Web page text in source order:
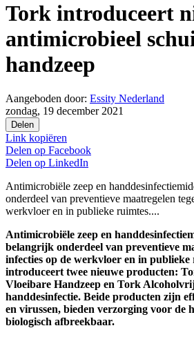
Tork introduceert
antimicrobieel
handzeep
Aangeboden door: Essity Nederland
zondag, 19 december 2021
Delen
Link kopiëren
Delen op Facebook
Delen op LinkedIn
Antimicrobiële zeep en
onderdeel van preventieve maatregelen
werkvloer en in publieke ruimtes....
Antimicrobiële zeep en
belangrijk onderdeel van preventieve
infecties op de werkvloer en in publieke
introduceert twee nieuwe producten:
Vloeibare Handzeep en Tork
handdesinfectie. Beide producten zijn
en virussen, bieden verzorging voor de
biologisch afbreekbaar.